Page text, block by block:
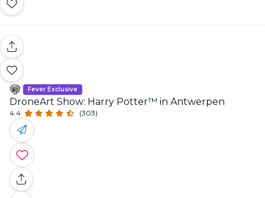
Fever Exclusive
DroneArt Show: Harry Potter™ in Antwerpen
4.4 (303)